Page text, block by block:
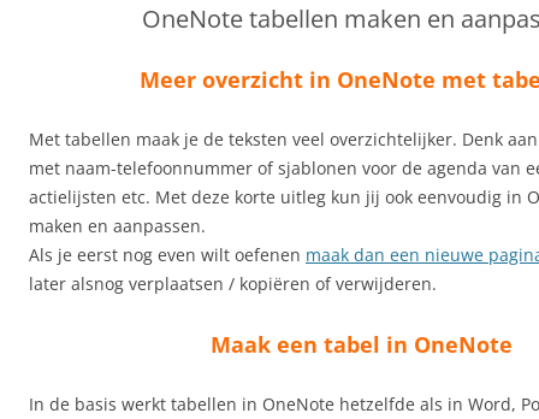
OneNote tabellen maken en
Meer overzicht in OneNote met
Met tabellen maak je de teksten veel overzichtelijker. Denk
met naam-telefoonnummer of sjablonen voor de agenda van
actielijsten etc. Met deze korte uitleg kun jij ook eenvoudig in
maken en aanpassen.
Als je eerst nog even wilt oefenen maak dan een nieuwe
later alsnog verplaatsen / kopiëren of verwijderen.
Maak een tabel in OneNote
In de basis werkt tabellen in OneNote hetzelfde als in Word,